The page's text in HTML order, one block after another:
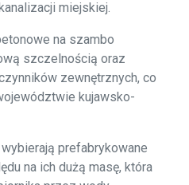
miejskiej.
na szambo
szczelnością oraz
zewnętrznych, co
kujawsko-
prefabrykowane
na ich dużą masę, która